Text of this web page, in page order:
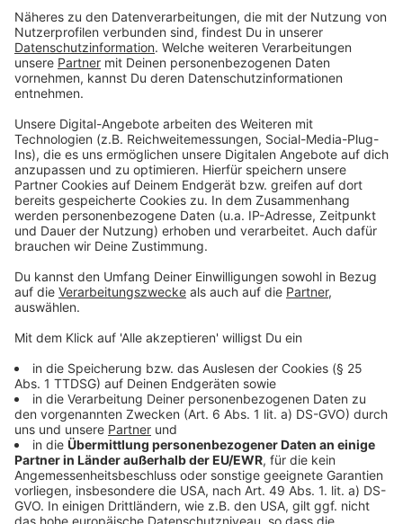
* Zum Ferienfahrplan: Fahrten, die nur an
nicht mehr angeboten werden, sind in den
Fahrplänen mit der Fußnote „S“ gekennzeichnet.
Fahrten, die nur in den Ferien stattfinden, sind mit
der Fußnote „F“ gekennzeichnet. Diese Fahrten
wie auch alle anderen Fahrten, die im Fahrplan
nicht besonders gekennzeichnet sind und daher
sowohl an Schul- wie auch an Ferientagen
angeboten werden, finden ab Montag statt. Dies
gilt auch für die Fahrten, die als „E“-Wagen
** Zum Nachtexpress: In den Nächten von Freitag
auf Samstag, Samstag auf Sonntag und vor
Feiertagen starten – normalerweise – zehn
Nachtbuslinien ab Elisenbrunnen bzw. Aachen
Bushof. Diese fallen jetzt aus.
Veröffentlicht:Mittwoch, 18.03.2020 07:04